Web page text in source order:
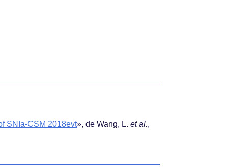
SNIa-CSM 2018evt», de Wang, L.et al.,